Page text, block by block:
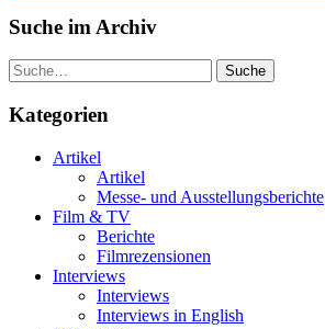
Suche im Archiv
Suche
Kategorien
Artikel
Artikel
Messe- und Ausstellungsberichte
Film & TV
Berichte
Filmrezensionen
Interviews
Interviews
Interviews in English